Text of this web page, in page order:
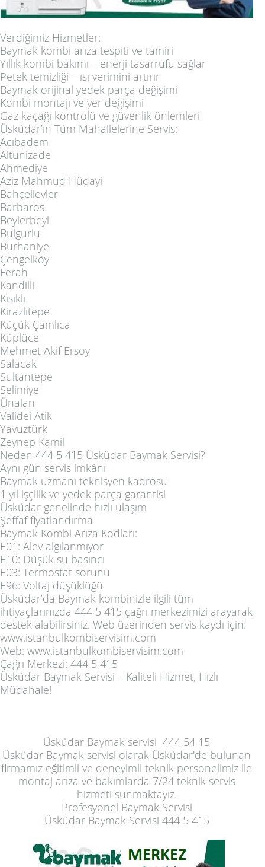
Verdiğimiz Hizmetler:
Baymak kombi arıza tespiti ve tamiri
Yıllık kombi bakımı – enerji tasarrufu sağlar
Petek temizliği – ısı verimini artırır
Baymak orijinal yedek parça değişimi
Kombi montajı ve yer değişimi
Gaz kaçağı kontrolü ve güvenlik önlemleri
Üsküdar’ın Tüm Mahallelerine Servis:
Acıbadem
Altunizade
Ahmediye
Aziz Mahmud Hüdayi
Bahçelievler
Barbaros
Beylerbeyi
Bulgurlu
Burhaniye
Çengelköy
Ferah
Kandilli
Kısıklı
Kirazlıtepe
Küçük Çamlıca
Küplüce
Mehmet Akif Ersoy
Salacak
Sultantepe
Selimiye
Ünalan
Validei Atik
Yavuztürk
Zeynep Kamil
Neden 444 5 415 Üsküdar Baymak Servisi?
Aynı gün servis imkânı
Baymak uzmanı teknisyen kadrosu
1 yıl işçilik ve yedek parça garantisi
Üsküdar genelinde hızlı ulaşım
Şeffaf fiyatlandırma
Baymak Kombi Arıza Kodları:
E01: Alev algılanmıyor
E10: Düşük su basıncı
E03: Termostat sorunu
E96: Voltaj düşüklüğü
Üsküdar’da Baymak kombinizle ilgili tüm
ihtiyaçlarınızda 444 5 415 çağrı merkezimizi arayarak
destek alabilirsiniz. Web üzerinden servis kaydı için:
www.istanbulkombiservisim.com
Web: www.istanbulkombiservisim.com
Çağrı Merkezi: 444 5 415
Üsküdar Baymak Servisi – Kaliteli Hizmet, Hızlı
Müdahale!
Üsküdar Baymak servisi 444 54 15
Üsküdar Baymak servisi olarak Üsküdar'de bulunan
firmamız eğitimli ve deneyimli teknik personelimiz ile
montaj arıza ve bakımlarda 7/24 teknik servis
hizmeti sunmaktayız.
Profesyonel Baymak Servisi
Üsküdar Baymak Servisi 444 5 415